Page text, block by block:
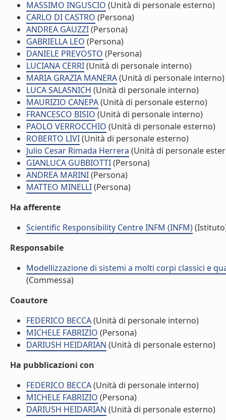
MASSIMO INGUSCIO (Unità di personale esterno)
CARLO DI CASTRO (Persona)
ANDREA GAUZZI(Persona)
GABRIELLA LEO (Persona)
DANIELE PREVOSTO (Persona)
LUCIANA CERRI(Unità di personale interno)
MARIA GRAZIA MANERA(Unità di personale interno)
LUCA SALASNICH (Unità di personale interno)
MAURIZIO CANEPA(Unità di personale esterno)
FRANCESCO BISIO (Unità di personale interno)
PAOLO VERROCCHIO (Unità di personale esterno)
ROBERTO LIVI(Unità di personale esterno)
Julio Cesar Rimada Herrera (Unità di personale
GIANLUCA GUBBIOTTI(Persona)
ANDREA MARINI(Persona)
MATTEO MINELLI(Persona)
Ha afferente
Scientific Responsibility Centre INFM (INFM)
Responsabile
Modellizzazione di sistemi a molti corpi classici e
(Commessa)
Coautore
FEDERICO BECCA(Unità di personale interno)
MICHELE FABRIZIO (Persona)
DARIUSH HEIDARIAN (Unità di personale esterno)
Ha pubblicazioni con
FEDERICO BECCA(Unità di personale interno)
MICHELE FABRIZIO (Persona)
DARIUSH HEIDARIAN (Unità di personale esterno)